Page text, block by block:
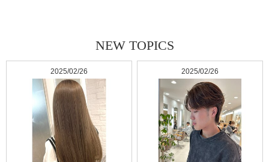
NEW TOPICS
2025/02/26 2025/02/26